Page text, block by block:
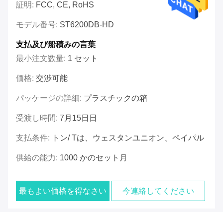
証明: FCC, CE, RoHS
モデル番号: ST6200DB-HD
支払及び船積みの言葉
最小注文数量: 1 セット
価格: 交渉可能
パッケージの詳細: プラスチックの箱
受渡し時間: 7月15日日
支払条件: トン/ Tは、ウェスタンユニオン、ペイパル
供給の能力: 1000 かのセット月
最もよい価格を得なさい 今連絡してください